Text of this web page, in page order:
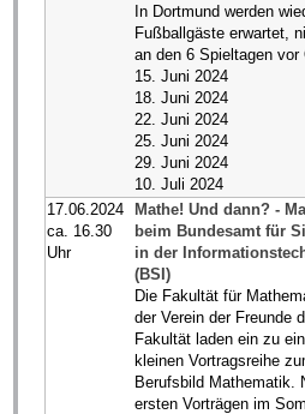
In Dortmund werden
Fußballgäste erwartet,
an den 6 Spieltagen vor
15. Juni 2024
18. Juni 2024
22. Juni 2024
25. Juni 2024
29. Juni 2024
10. Juli 2024
17.06.2024
ca. 16.30
Uhr
Mathe! Und dann? -
beim Bundesamt für
in der
(BSI)
Die Fakultät für
der Verein der Freunde
Fakultät laden ein zu
kleinen Vortragsreihe
Berufsbild Mathematik.
ersten Vorträgen im